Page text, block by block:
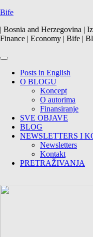
Skip
content
Bife
| Bosnia and Herzegovina |
Finance | Economy | Bife |
Primary
Posts in English
O BLOGU
Koncept
O autorima
Finansiranje
SVE OBJAVE
BLOG
NEWSLETTERS I
Newsletters
Kontakt
PRETRAŽIVANJA